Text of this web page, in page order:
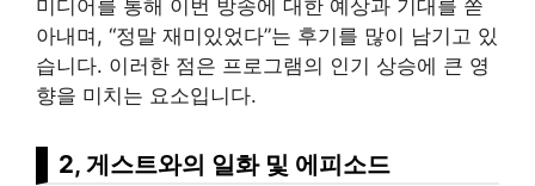
미디어를 통해 이번 방송에 대한 예상과 기대를 쏟
아내며, “정말 재미있었다”는 후기를 많이 남기고 있
습니다. 이러한 점은 프로그램의 인기 상승에 큰 영
향을 미치는 요소입니다.
2, 게스트와의 일화 및 에피소드